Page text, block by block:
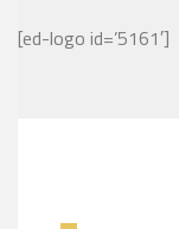
[ed-logo id=’5161′]